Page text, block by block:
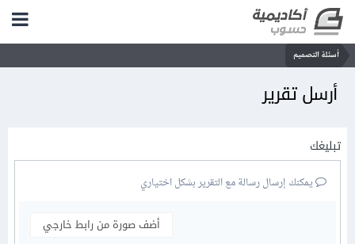
أسئلة التصميم
أرسل تقرير
تبليغك
يمكنك إرسال رسالة مع التقرير بشكل اختياري
أضف صورة من رابط خارجي